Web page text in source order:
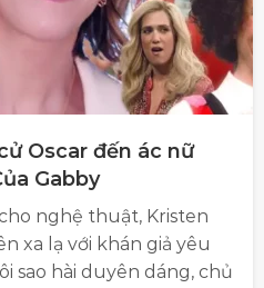
Oscar đến ác nữ
Gabby
nghệ thuật, Kristen
xa lạ với khán giả yêu
sao hài duyên dáng, chủ